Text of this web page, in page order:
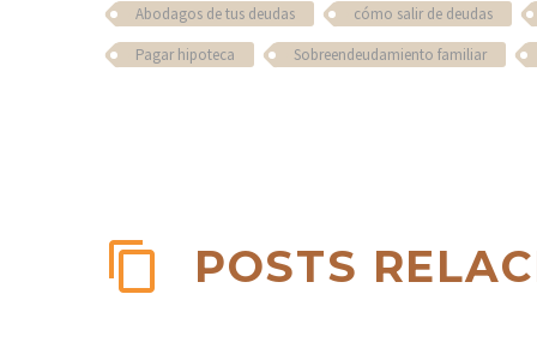
Abodagos de tus deudas cómo salir de deudas
Pagar hipoteca
Sobreendeudamiento familiar
POSTS